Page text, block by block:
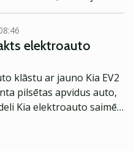
Korporatīvo finanšu
piebilst, ka vietējā
Tādēļ šis var būt īstais
ar atlaidi.
elektroauto
klāstu ar jauno Kia EV2
pilsētas apvidus auto,
Kia elektroauto saimē